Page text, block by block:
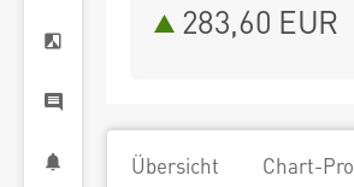
283,60 EUR
Übersicht Chart-Pro